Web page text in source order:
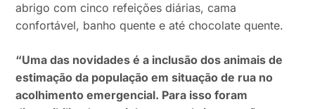
abrigo com cinco refeições diárias, cama
confortável, banho quente e até chocolate quente.
“Uma das novidades é a inclusão dos animais de
estimação da população em situação de rua no
acolhimento emergencial. Para isso foram